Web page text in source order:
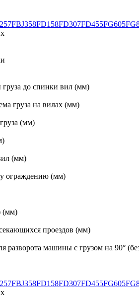
7FBJ358FD158FD307FD455FG60
груза до спинки вил (мм)
груза на вилах (мм)
(мм)
(мм)
ограждению (мм)
(мм)
проездов (мм)
разворота машины с грузом на 90°
7FBJ358FD158FD307FD455FG60